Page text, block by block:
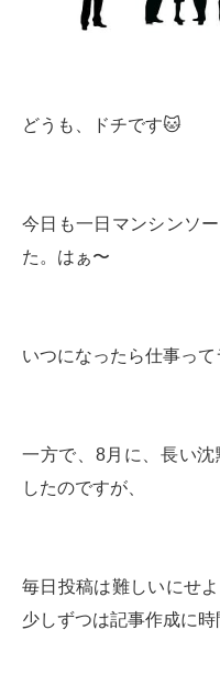
どうも、ドチです🐱
今日も一日マンシンソ
た。はぁ〜
いつになったら仕事っ
一方で、8月に、長い
したのですが、
毎日投稿は難しいにせ
少しずつは記事作成に